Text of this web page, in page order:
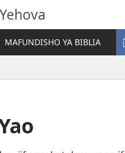
MAFUNDISHO YA BIBLIA